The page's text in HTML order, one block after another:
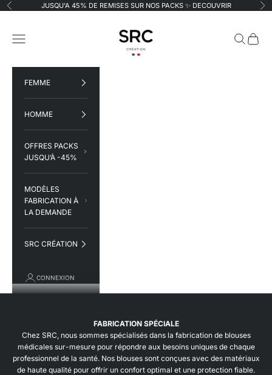
Passer au contenu
Précédent JUSQU'A 45% DE REMISES SUR NOS PACKS ✨ DECOUVRIR
Menu
Recherche
Panier
FEMME
HOMME
OFFRES PACKS
JUSQU’À -45%
MODÈLES
FABRICATION À
LA DEMANDE
SRC CRÉATION
CONNEXION
FABRICATION SPÉCIALE
Chez SRC, nous sommes spécialisés dans la fabrication de blouses
médicales sur-mesure pour répondre aux besoins uniques de chaque
professionnel de la santé. Nos blouses sont conçues avec des matériaux
de haute qualité pour offrir un confort optimal et une protection fiable.